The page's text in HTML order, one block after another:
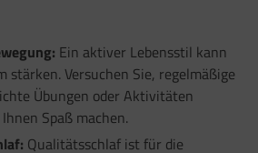
Ein aktiver Lebensstil kann
stärken. Versuchen Sie, regelmäßige
Übungen oder Aktivitäten
Spaß machen.
Qualitätsschlaf ist für die